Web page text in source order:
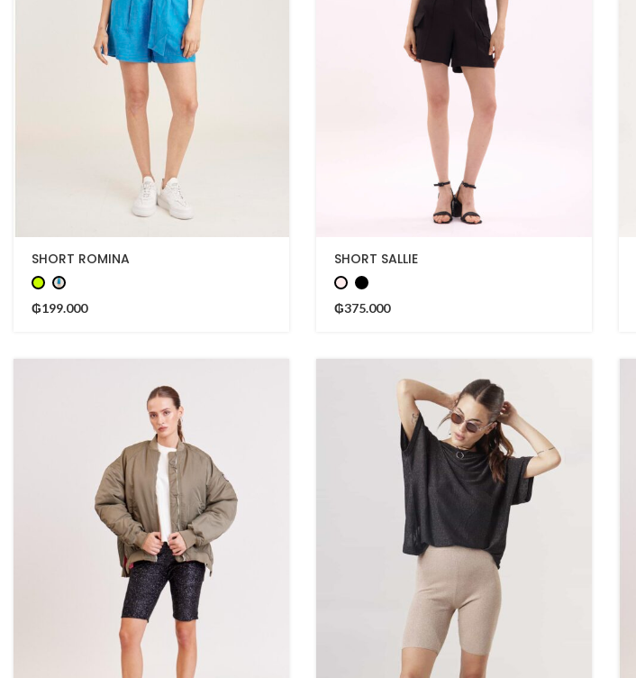
SHORT ROMINA
₲199.000
SHORT SALLIE
₲375.000